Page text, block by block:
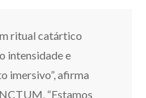
ritual catártico
intensidade e
imersivo”, afirma
“Estamos